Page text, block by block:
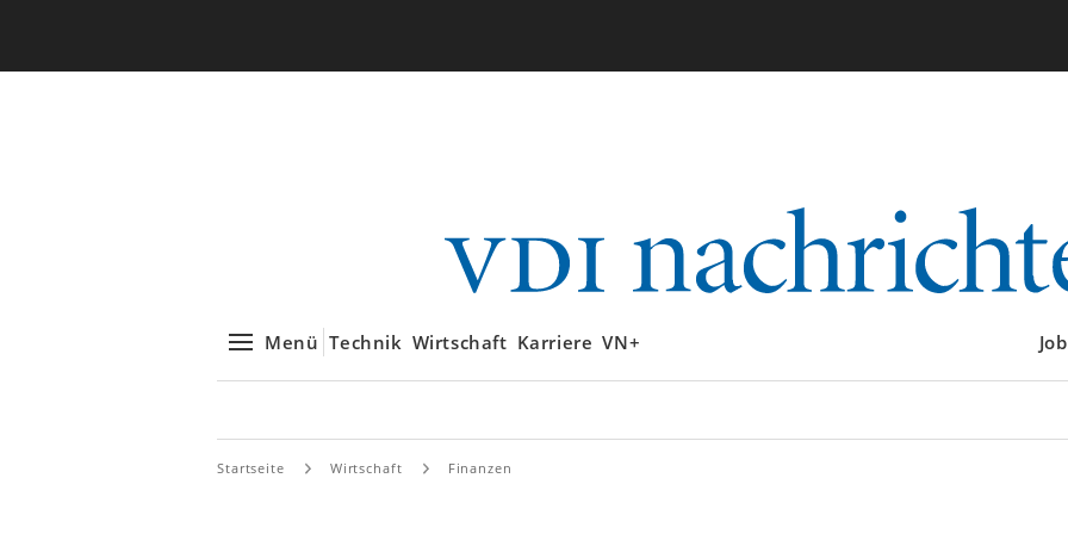
Menü Technik Wirtschaft Karriere VN+
Startseite Wirtschaft Finanzen